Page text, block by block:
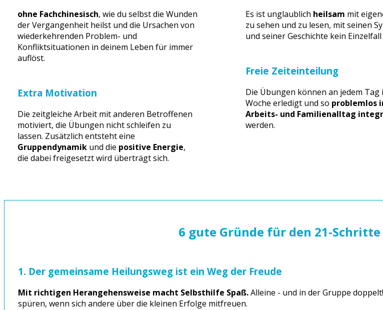
ohne Fachchinesisch, wie du selbst die Wunden
der Vergangenheit heilst und die Ursachen von
wiederkehrenden Problem- und
Konfliktsituationen in deinem Leben für immer
auflöst.
Extra Motivation
Die zeitgleiche Arbeit mit anderen Betroffenen
motiviert, die Übungen nicht schleifen zu
lassen. Zusätzlich entsteht eine
Gruppendynamikund die positive Energie,
die dabei freigesetzt wird überträgt sich.
Es ist unglaublich heilsam mit
zu sehen und zu lesen, mit seinen
und seiner Geschichte kein Einzelfall
Freie Zeiteinteilung
Die Übungen können an jedem Tag
Woche erledigt und so problemlos
Arbeits- und Familienalltag
werden.
6 gute Gründe für den 21-
1. Der gemeinsame Heilungsweg ist ein Weg der Freude
Mit richtigen Herangehensweise macht Selbsthilfe Spaß.Alleine - und in der Gruppe
spüren, wenn sich andere über die kleinen Erfolge mitfreuen.